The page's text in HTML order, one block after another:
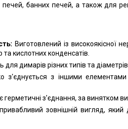
печей, банних печей, а також для
Виготовлений із високоякісної
та кислотних конденсатів.
для димарів різних типів та діаметрів.
з'єднується з іншими
герметичні з'єднання, за винятком
зовнішній вигляд,